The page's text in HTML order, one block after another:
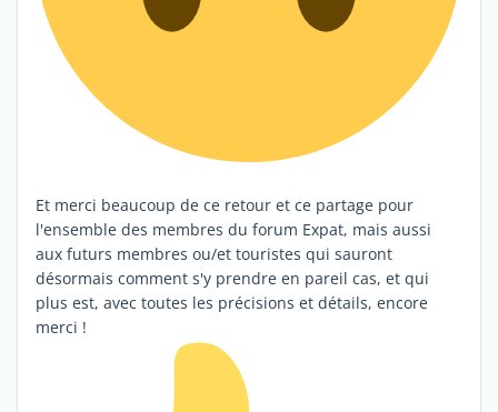
Et merci beaucoup de ce retour et ce partage pour
l'ensemble des membres du forum Expat, mais aussi
aux futurs membres ou/et touristes qui sauront
désormais comment s'y prendre en pareil cas, et qui
plus est, avec toutes les précisions et détails, encore
merci !